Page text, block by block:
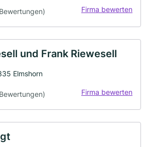
Firma bewerten
und Frank Riewesell
Elmshorn
Firma bewerten